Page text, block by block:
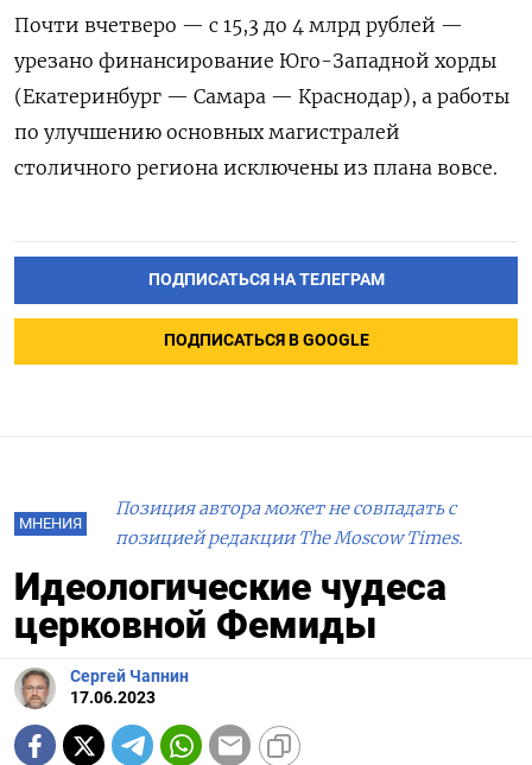
Почти вчетверо — с 15,3 до 4 млрд рублей —
урезано финансирование Юго-Западной хорды
(Екатеринбург — Самара — Краснодар), а работы
по улучшению основных магистралей
столичного региона исключены из плана вовсе.
ПОДПИСАТЬСЯ НА ТЕЛЕГРАМ
ПОДПИСАТЬСЯ В GOOGLE
МНЕНИЯ
Позиция автора может не совпадать с
позицией редакции The Moscow Times.
Идеологические чудеса
церковной Фемиды
Сергей Чапнин
17.06.2023